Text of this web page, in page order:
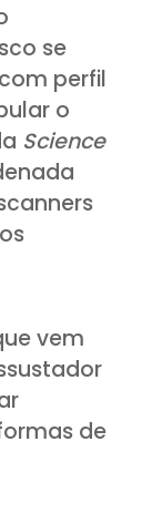
se
perfil
o
Science
vem
de